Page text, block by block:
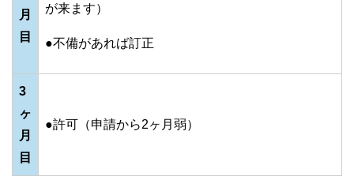
月
目
が来ます）
●不備があれば訂正
3
ヶ
月
目
●許可（申請から2ヶ月弱）